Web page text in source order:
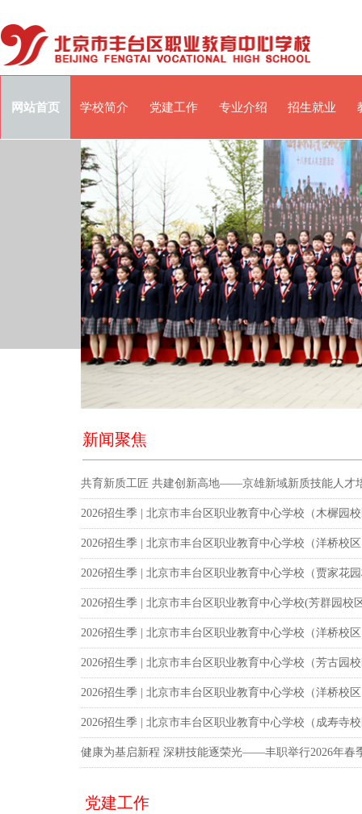
网站首页 学校简介 党建工作 专业介绍 招生就业
新闻聚焦
2026招生季 | 北京市丰台区职业教育中心学校（木樨园
2026招生季 | 北京市丰台区职业教育中心学校（洋桥校
2026招生季 | 北京市丰台区职业教育中心学校（贾家花
2026招生季 | 北京市丰台区职业教育中心学校(芳群园校
2026招生季 | 北京市丰台区职业教育中心学校（洋桥校
2026招生季 | 北京市丰台区职业教育中心学校（芳古园
2026招生季 | 北京市丰台区职业教育中心学校（洋桥校
健康为基启新程 深耕技能逐荣光——丰职举行2026年春
党建工作